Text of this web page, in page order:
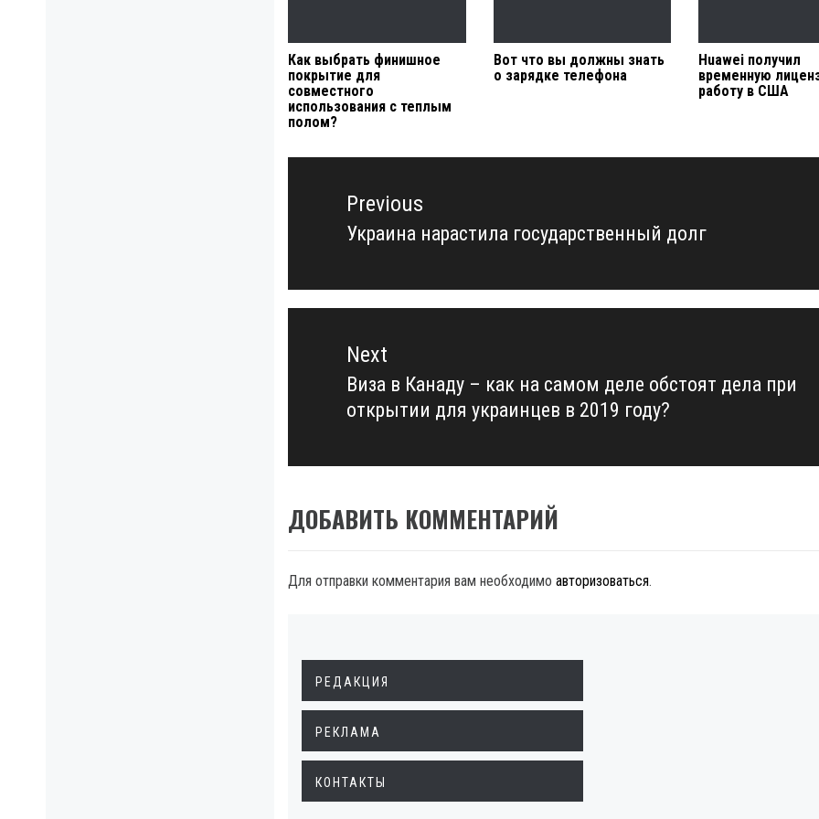
Как выбрать финишное
покрытие для
совместного
использования с теплым
полом?
Вот что вы должны знать
о зарядке телефона
Huawei получил
временную
работу в США
Навигация
записямPrevious
Previous
Украина нарастила государственный долг
Next
Next
post:
Виза в Канаду – как на самом деле обстоят дела при
открытии для украинцев в 2019 году?
ДОБАВИТЬ КОММЕНТАРИЙ
Для отправки комментария вам необходимо авторизоваться.
РЕДАКЦИЯ
РЕКЛАМА
КОНТАКТЫ